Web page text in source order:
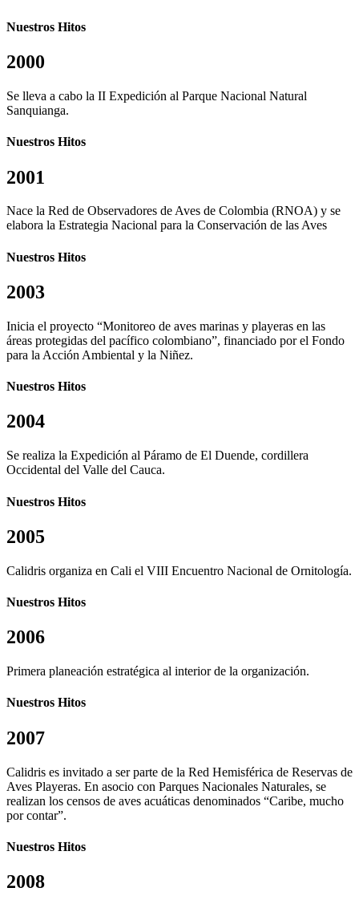
Nuestros Hitos
2000
Se lleva a cabo la II Expedición al Parque Nacional Natural
Sanquianga.
Nuestros Hitos
2001
Nace la Red de Observadores de Aves de Colombia (RNOA) y se
elabora la Estrategia Nacional para la Conservación de las Aves
Nuestros Hitos
2003
Inicia el proyecto “Monitoreo de aves marinas y playeras en las
áreas protegidas del pacífico colombiano”, financiado por el Fondo
para la Acción Ambiental y la Niñez.
Nuestros Hitos
2004
Se realiza la Expedición al Páramo de El Duende, cordillera
Occidental del Valle del Cauca.
Nuestros Hitos
2005
Calidris organiza en Cali el VIII Encuentro Nacional de Ornitología.
Nuestros Hitos
2006
Primera planeación estratégica al interior de la organización.
Nuestros Hitos
2007
Calidris es invitado a ser parte de la Red Hemisférica de Reservas de
Aves Playeras. En asocio con Parques Nacionales Naturales, se
realizan los censos de aves acuáticas denominados “Caribe, mucho
por contar”.
Nuestros Hitos
2008